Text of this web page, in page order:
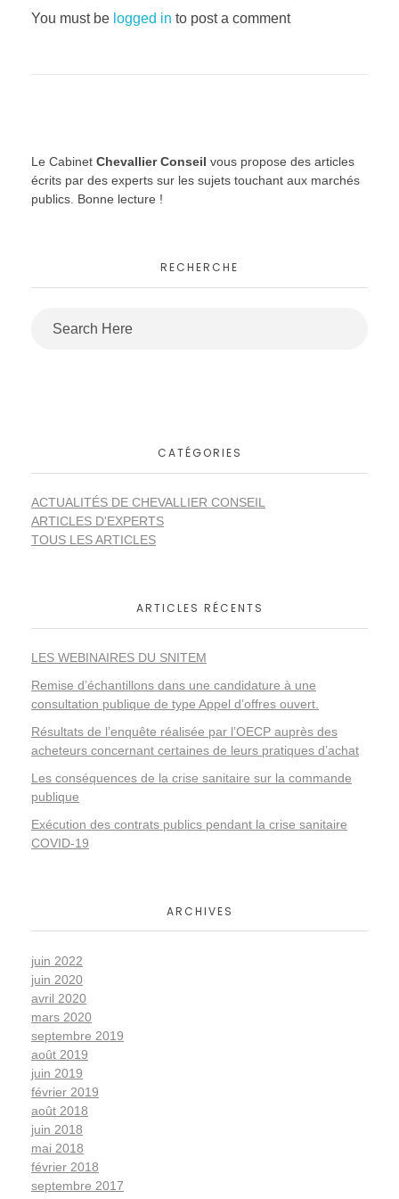
l
t
t
p
u
l
i
q
u
e
d
t
y
p
e
A
You must be logged in to post a comment
Le Cabinet Chevallier Conseil vous propose des articles
écrits par des experts sur les sujets touchant aux marchés
publics. Bonne lecture !
RECHERCHE
CATÉGORIES
ACTUALITÉS DE CHEVALLIER CONSEIL
ARTICLES D'EXPERTS
TOUS LES ARTICLES
ARTICLES RÉCENTS
LES WEBINAIRES DU SNITEM
Remise d’échantillons dans une candidature à une
consultation publique de type Appel d’offres ouvert.
Résultats de l’enquête réalisée par l’OECP auprès des
acheteurs concernant certaines de leurs pratiques d’achat
Les conséquences de la crise sanitaire sur la commande
publique
Exécution des contrats publics pendant la crise sanitaire
COVID-19
ARCHIVES
juin 2022
juin 2020
avril 2020
mars 2020
septembre 2019
août 2019
juin 2019
février 2019
août 2018
juin 2018
mai 2018
février 2018
septembre 2017